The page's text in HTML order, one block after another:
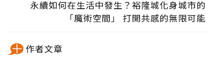
永續如何在生活中發生？裕隆城化身城市的
「魔術空間」 打開共感的無限可能
作者文章